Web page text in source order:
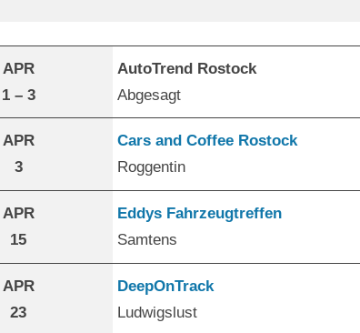
APR
1 – 3
AutoTrend Rostock
Abgesagt
APR
3
Cars and Coffee Rostock
Roggentin
APR
15
Eddys Fahrzeugtreffen
Samtens
APR
23
DeepOnTrack
Ludwigslust